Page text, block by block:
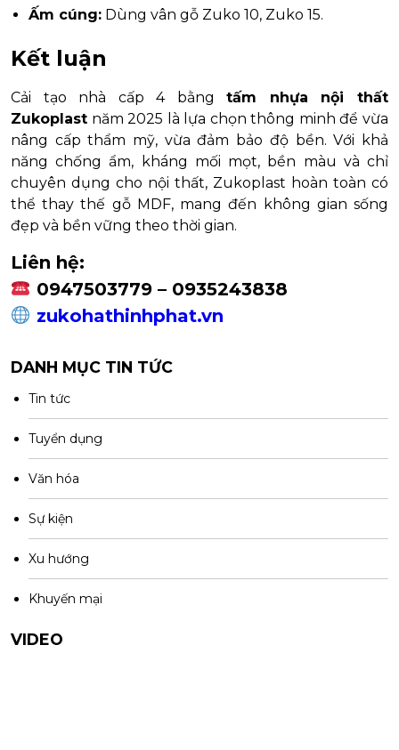
Ấm cúng: Dùng vân gỗ Zuko 10, Zuko 15.
Kết luận
Cải tạo nhà cấp 4 bằngtấm nhựa nội thất
Zukoplast năm 2025 là lựa chọn thông minh để vừa
nâng cấp thẩm mỹ, vừa đảm bảo độ bền. Với khả
năng chống ẩm, kháng mối mọt, bền màu và chỉ
chuyên dụng cho nội thất, Zukoplast hoàn toàn có
thể thay thế gỗ MDF, mang đến không gian sống
đẹp và bền vững theo thời gian.
Liên hệ:
0947503779 – 0935243838
zukohathinhphat.vn
DANH MỤC TIN TỨC
Tin tức
Tuyển dụng
Văn hóa
Sự kiện
Xu hướng
Khuyến mại
VIDEO